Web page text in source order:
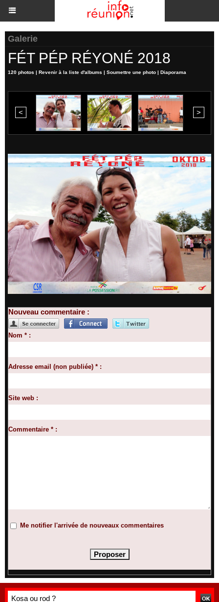
Galerie
FÉT PÉP RÉYONÉ 2018
120 photos | Revenir à la liste d'albums | Soumettre une photo | Diaporama
< >
Nouveau commentaire :
Nom * :
Adresse email (non publiée) * :
Site web :
Commentaire * :
Me notifier l'arrivée de nouveaux commentaires